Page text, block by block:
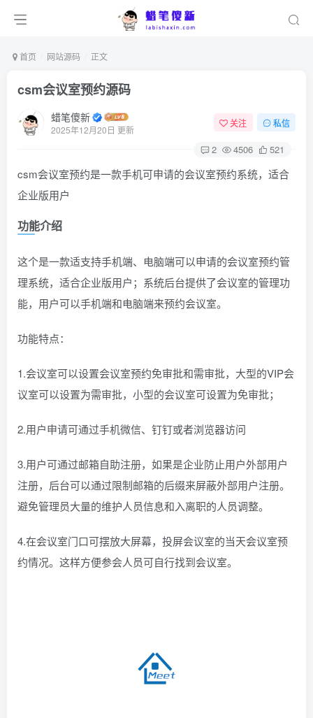
首页 网站源码 正文
csm会议室预约源码
蜡笔傻新
2025年12月20日 更新
关注 私信
2 4506 521
csm会议室预约是一款手机可申请的会议室预约系统，适合
企业版用户
功能介绍
这个是一款适支持手机端、电脑端可以申请的会议室预约管
理系统，适合企业版用户；系统后台提供了会议室的管理功
能，用户可以手机端和电脑端来预约会议室。
功能特点：
1.会议室可以设置会议室预约免审批和需审批，大型的VIP会
议室可以设置为需审批，小型的会议室可设置为免审批；
2.用户申请可通过手机微信、钉钉或者浏览器访问
3.用户可通过邮箱自助注册，如果是企业防止用户外部用户
注册，后台可以通过限制邮箱的后缀来屏蔽外部用户注册。
避免管理员大量的维护人员信息和入离职的人员调整。
4.在会议室门口可摆放大屏幕，投屏会议室的当天会议室预
约情况。这样方便参会人员可自行找到会议室。